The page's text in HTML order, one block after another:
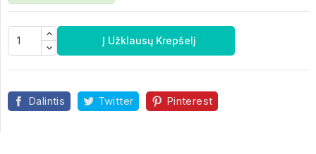
Į Užklausų Krepšelį
Dalintis Twitter Pinterest